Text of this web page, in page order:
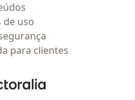
de uso
para clientes
Doctoralia - Homepage